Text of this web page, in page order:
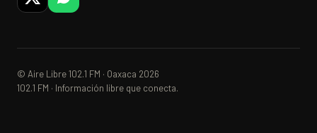
© Aire Libre 102.1 FM · Oaxaca 2026
102.1 FM · Información libre que conecta.